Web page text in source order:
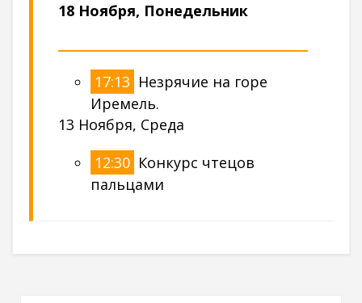
18 Ноября, Понедельник
17:13 Незрячие на горе
Иремель.
13 Ноября, Среда
12:30 Конкурс чтецов
пальцами